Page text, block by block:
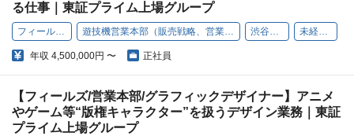
る仕事｜東証プライム上場グループ
フィールズ株式会社 遊技機営業本部（販売戦略、営業企画、販促プロモーション） 渋谷（本社） 未経験者歓迎
年収 4,500,000円 〜 正社員
【フィールズ/営業本部/グラフィックデザイナー】アニメ
やゲーム等“版権キャラクター”を扱うデザイン業務｜東証
プライム上場グループ